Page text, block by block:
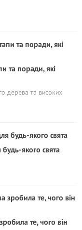
та поради, які
дерева та високих
якого свята
те, чого він